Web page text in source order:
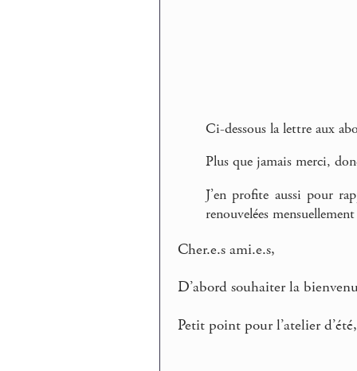
Ci-dessous la lettre aux
Plus que jamais merci,
J’en profite aussi pour
renouvelées
Cher.e.s ami.e.s,
D’abord souhaiter la
Petit point pour l’atelier